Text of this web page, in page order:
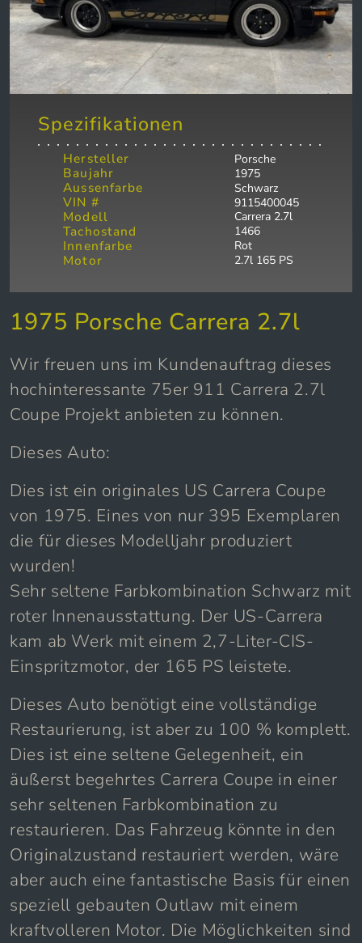
Spezifikationen
Hersteller
Baujahr
Aussenfarbe
VIN #
Modell
Tachostand
Innenfarbe
Motor
Porsche
1975
Schwarz
9115400045
Carrera 2.7l
1466
Rot
2.7l 165 PS
1975 Porsche Carrera 2.7l
Wir freuen uns im Kundenauftrag dieses
hochinteressante 75er 911 Carrera 2.7l
Coupe Projekt anbieten zu können.
Dieses Auto:
Dies ist ein originales US Carrera Coupe
von 1975. Eines von nur 395 Exemplaren
die für dieses Modelljahr produziert
wurden!
Sehr seltene Farbkombination Schwarz mit
roter Innenausstattung. Der US-Carrera
kam ab Werk mit einem 2,7-Liter-CIS-
Einspritzmotor, der 165 PS leistete.
Dieses Auto benötigt eine vollständige
Restaurierung, ist aber zu 100 % komplett.
Dies ist eine seltene Gelegenheit, ein
äußerst begehrtes Carrera Coupe in einer
sehr seltenen Farbkombination zu
restaurieren. Das Fahrzeug könnte in den
Originalzustand restauriert werden, wäre
aber auch eine fantastische Basis für einen
speziell gebauten Outlaw mit einem
kraftvolleren Motor. Die Möglichkeiten sind